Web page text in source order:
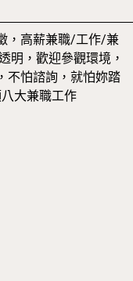
，高薪兼職/工作/兼
明，歡迎參觀環境，
不怕諮詢，就怕妳踏
大兼職工作